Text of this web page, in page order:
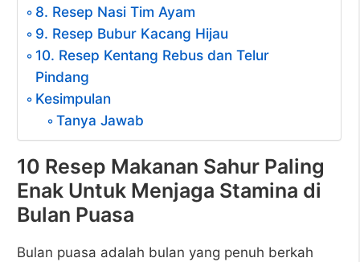
8. Resep Nasi Tim Ayam
9. Resep Bubur Kacang Hijau
10. Resep Kentang Rebus dan Telur
Pindang
Kesimpulan
Tanya Jawab
10 Resep Makanan Sahur Paling
Enak Untuk Menjaga Stamina di
Bulan Puasa
Bulan puasa adalah bulan yang penuh berkah